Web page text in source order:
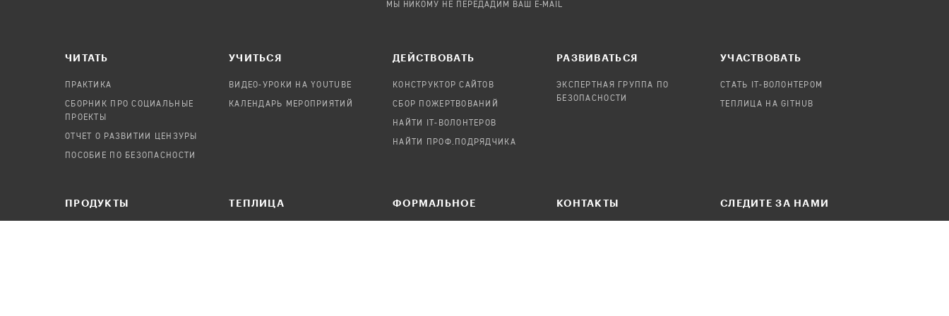
МЫ НИКОМУ НЕ ПЕРЕДАДИМ ВАШ E-MAIL
ЧИТАТЬ
ПРАКТИКА
СБОРНИК ПРО СОЦИАЛЬНЫЕ
ПРОЕКТЫ
ОТЧЕТ О РАЗВИТИИ ЦЕНЗУРЫ
ПОСОБИЕ ПО БЕЗОПАСНОСТИ
УЧИТЬСЯ
ВИДЕО-УРОКИ НА YOUTUBE
КАЛЕНДАРЬ МЕРОПРИЯТИЙ
ДЕЙСТВОВАТЬ
КОНСТРУКТОР САЙТОВ
СБОР ПОЖЕРТВОВАНИЙ
НАЙТИ IT-ВОЛОНТЕРОВ
НАЙТИ ПРОФ.ПОДРЯДЧИКА
РАЗВИВАТЬСЯ
ЭКСПЕРТНАЯ ГРУППА ПО
БЕЗОПАСНОСТИ
УЧАСТВОВАТЬ
СТАТЬ IT-ВОЛОНТЕРОМ
ТЕПЛИЦА НА GITHUB
ПРОДУКТЫ TЕПЛИЦА ФОРМАЛЬНОЕ КОНТАКТЫ СЛЕДИТЕ ЗА НАМИ